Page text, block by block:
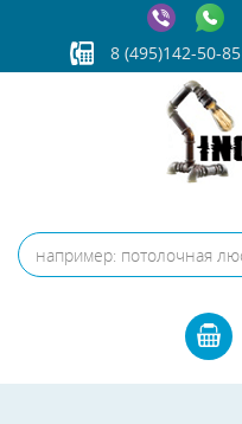
8 (495)142-50-85